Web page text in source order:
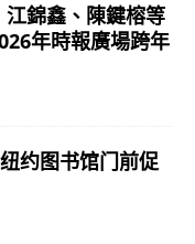
錦鑫、陳鍵榕等
年時報廣場跨年
约图书馆门前促